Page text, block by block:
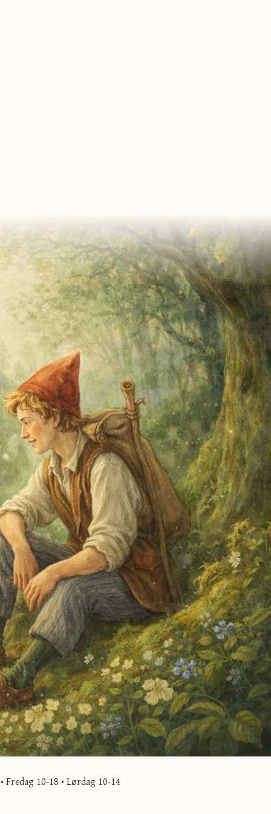
Fredag 10-18 • Lørdag 10-14